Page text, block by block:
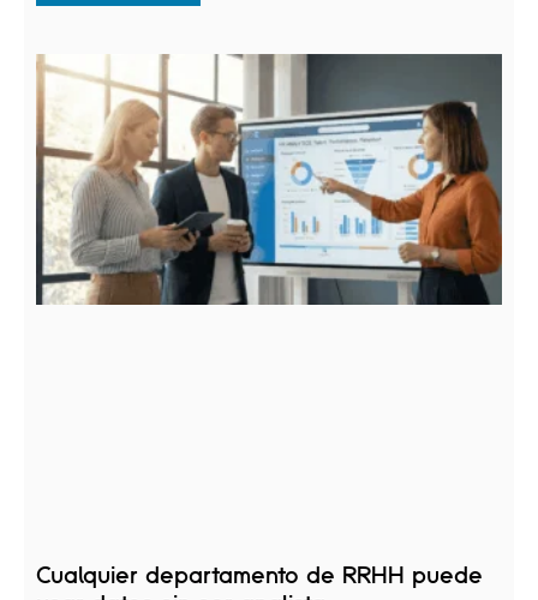
Cualquier departamento de RRHH puede